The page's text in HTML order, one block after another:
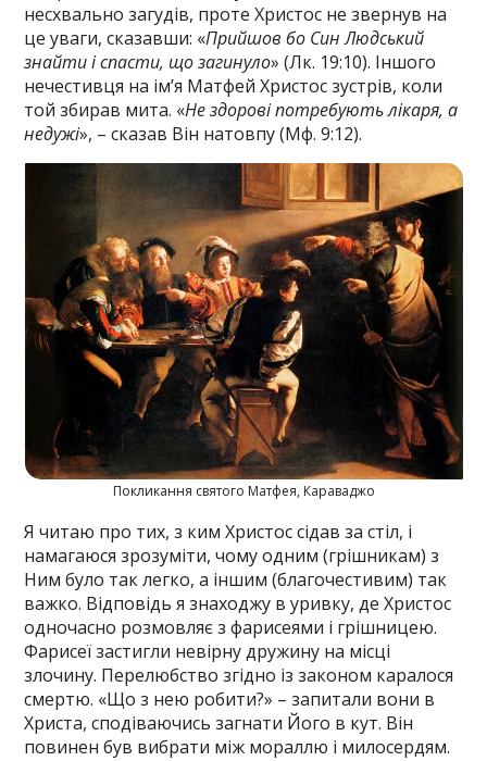
несхвально загудів, проте Христос не звернув на
це уваги, сказавши: «Прийшов бо Син Людський
знайти і спасти, що загинуло» (Лк. 19:10). Іншого
нечестивця на ім’я Матфей Христос зустрів, коли
той збирав мита. «Не здорові потребують лікаря, а
недужі», – сказав Він натовпу (Мф. 9:12).
Покликання святого Матфея, Караваджо
Я читаю про тих, з ким Христос сідав за стіл, і
намагаюся зрозуміти, чому одним (грішникам) з
Ним було так легко, а іншим (благочестивим) так
важко. Відповідь я знаходжу в уривку, де Христос
одночасно розмовляє з фарисеями і грішницею.
Фарисеї застигли невірну дружину на місці
злочину. Перелюбство згідно із законом каралося
смертю. «Що з нею робити?» – запитали вони в
Христа, сподіваючись загнати Його в кут. Він
повинен був вибрати між мораллю і милосердям.